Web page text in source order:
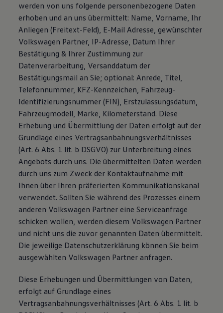
werden von uns folgende personenbezogene Daten
erhoben und an uns übermittelt: Name, Vorname, Ihr
Anliegen (Freitext-Feld), E-Mail Adresse, gewünschter
Volkswagen Partner, IP-Adresse, Datum Ihrer
Bestätigung & Ihrer Zustimmung zur
Datenverarbeitung, Versanddatum der
Bestätigungsmail an Sie; optional: Anrede, Titel,
Telefonnummer, KFZ-Kennzeichen, Fahrzeug-
Identifizierungsnummer (FIN), Erstzulassungsdatum,
Fahrzeugmodell, Marke, Kilometerstand. Diese
Erhebung und Übermittlung der Daten erfolgt auf der
Grundlage eines Vertragsanbahnungsverhältnisses
(Art. 6 Abs. 1 lit. b DSGVO) zur Unterbreitung eines
Angebots durch uns. Die übermittelten Daten werden
durch uns zum Zweck der Kontaktaufnahme mit
Ihnen über Ihren präferierten Kommunikationskanal
verwendet. Sollten Sie während des Prozesses einem
anderen Volkswagen Partner eine Serviceanfrage
schicken wollen, werden diesem Volkswagen Partner
und nicht uns die zuvor genannten Daten übermittelt.
Die jeweilige Datenschutzerklärung können Sie beim
ausgewählten Volkswagen Partner anfragen.
Diese Erhebungen und Übermittlungen von Daten,
erfolgt auf Grundlage eines
Vertragsanbahnungsverhältnisses (Art. 6 Abs. 1 lit. b